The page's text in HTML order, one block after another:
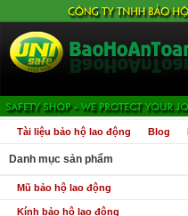
Tài liệu bảo hộ lao động Blog
Danh mục sản phẩm
Mũ bảo hộ lao động
Kính bảo hộ lao động